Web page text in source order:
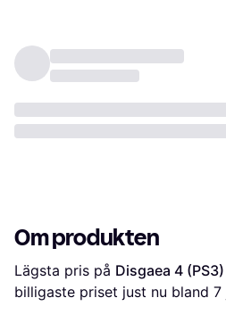
Om produkten
Lägsta pris på Disgaea 4 (PS3)
billigaste priset just nu bland 7